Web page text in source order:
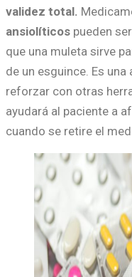
validez total.
ansiolíticos pueden
que una muleta sirve
de un esguince. Es
reforzar con otras
ayudará al paciente a
cuando se retire el